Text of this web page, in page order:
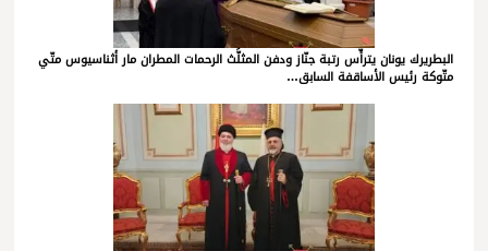
البطريرك يونان يترأّس رتبة جنّاز ودفن المثلَّث الرحمات المطران مار أثناسيوس متّي
متّوكة رئيس الأساقفة السابق…